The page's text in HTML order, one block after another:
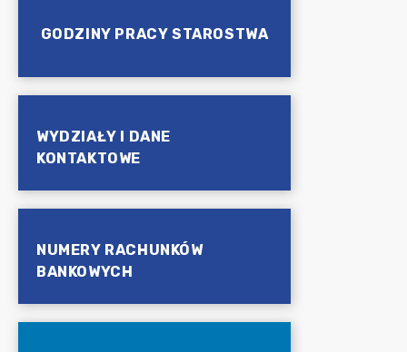
GODZINY PRACY STAROSTWA
WYDZIAŁY I DANE
KONTAKTOWE
NUMERY RACHUNKÓW
BANKOWYCH